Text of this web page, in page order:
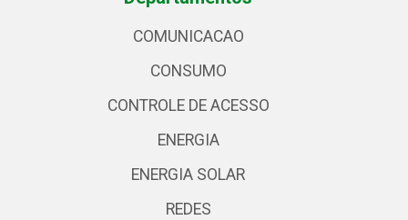
COMUNICACAO
CONSUMO
CONTROLE DE ACESSO
ENERGIA
ENERGIA SOLAR
REDES